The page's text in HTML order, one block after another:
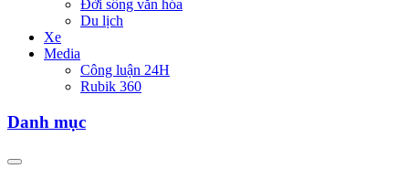
Đời sống văn hóa
Du lịch
Xe
Media
Công luận 24H
Rubik 360
Danh mục